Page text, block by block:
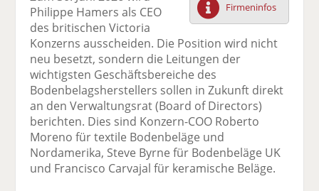
F
ac
e
b
o
k
te
il
e
n
tt
er
n
Li
n
k
n
te
il
n
E
m
ai
er
se
e
n
ck
e
n
Firmeninfos
Philippe Hamers als CEO
des britischen Victoria
Konzerns ausscheiden. Die Position wird nicht
neu besetzt, sondern die Leitungen der
wichtigsten Geschäftsbereiche des
Bodenbelagsherstellers sollen in Zukunft direkt
an den Verwaltungsrat (Board of Directors)
berichten. Dies sind Konzern-COO Roberto
Moreno für textile Bodenbeläge und
Nordamerika, Steve Byrne für Bodenbeläge UK
und Francisco Carvajal für keramische Beläge.